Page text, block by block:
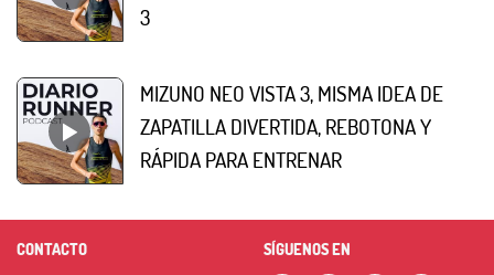
3
MIZUNO NEO VISTA 3, MISMA IDEA DE
ZAPATILLA DIVERTIDA, REBOTONA Y
RÁPIDA PARA ENTRENAR
CONTACTO SÍGUENOS EN